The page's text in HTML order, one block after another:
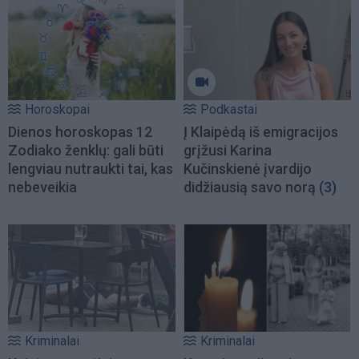
Horoskopai
Dienos horoskopas 12
Zodiako ženklų: gali būti
lengviau nutraukti tai, kas
nebeveikia
Podkastai
Į Klaipėdą iš emigracijos
grįžusi Karina
Kučinskienė įvardijo
didžiausią savo norą (3)
Kriminalai Kriminalai